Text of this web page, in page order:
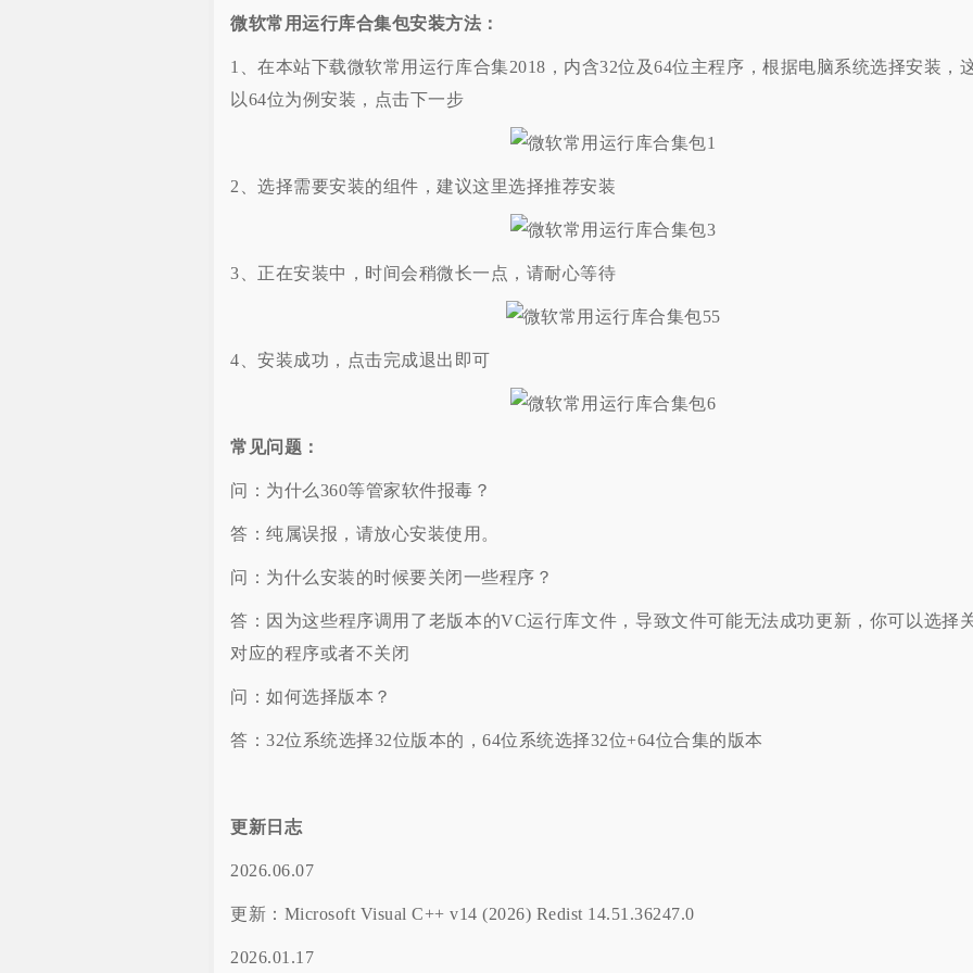
微软常用运行库合集包安装方法：
1、在本站下载微软常用运行库合集2018，内含32位及64位主程序，根据电脑系统选择安装，
以64位为例安装，点击下一步
2、选择需要安装的组件，建议这里选择推荐安装
3、正在安装中，时间会稍微长一点，请耐心等待
4、安装成功，点击完成退出即可
常见问题：
问：为什么360等管家软件报毒？
答：纯属误报，请放心安装使用。
问：为什么安装的时候要关闭一些程序？
答：因为这些程序调用了老版本的VC运行库文件，导致文件可能无法成功更新，你可以选择
对应的程序或者不关闭
问：如何选择版本？
答：32位系统选择32位版本的，64位系统选择32位+64位合集的版本
更新日志
2026.06.07
更新：Microsoft Visual C++ v14 (2026) Redist 14.51.36247.0
2026.01.17